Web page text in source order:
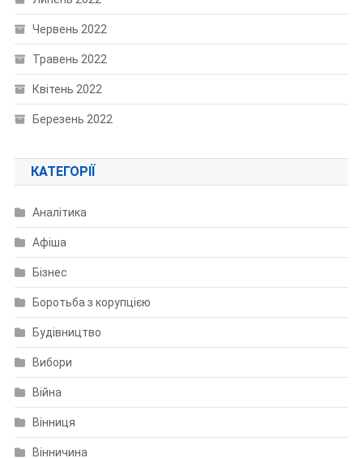
Червень 2022
Травень 2022
Квітень 2022
Березень 2022
КАТЕГОРІЇ
Аналітика
Афіша
Бізнес
Боротьба з корупцією
Будівництво
Вибори
Війна
Вінниця
Вінничина